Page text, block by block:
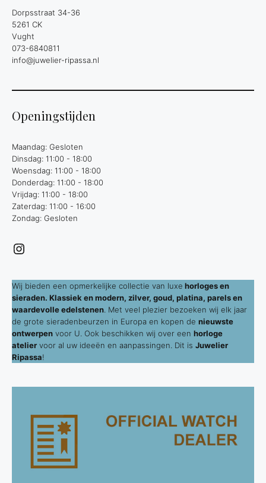
Dorpsstraat 34-36
5261 CK
Vught
073-6840811
info@juwelier-ripassa.nl
Openingstijden
Maandag: Gesloten
Dinsdag: 11:00 - 18:00
Woensdag: 11:00 - 18:00
Donderdag: 11:00 - 18:00
Vrijdag: 11:00 - 18:00
Zaterdag: 11:00 - 16:00
Zondag: Gesloten
Instagram
Wij bieden een opmerkelijke collectie van luxe horloges en
sieraden. Klassiek en modern, zilver, goud, platina, parels en
waardevolle edelstenen . Met veel plezier bezoeken wij elk jaar
de grote sieradenbeurzen in Europa en kopen de nieuwste
ontwerpen voor U. Ook beschikken wij over een horloge
atelier voor al uw ideeën en aanpassingen. Dit is Juwelier
Ripassa!